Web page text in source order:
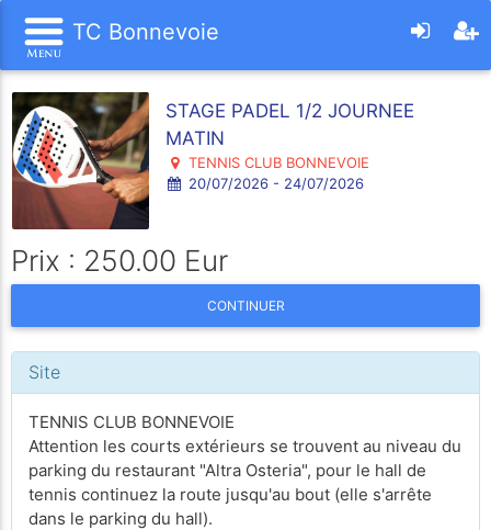
TC Bonnevoie
STAGE PADEL 1/2 JOURNEE
MATIN
TENNIS CLUB BONNEVOIE
20/07/2026 - 24/07/2026
Prix : 250.00 Eur
CONTINUER
Site
TENNIS CLUB BONNEVOIE
Attention les courts extérieurs se trouvent au niveau du
parking du restaurant "Altra Osteria", pour le hall de
tennis continuez la route jusqu'au bout (elle s'arrête
dans le parking du hall).